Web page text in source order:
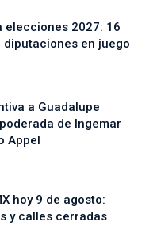
elecciones 2027: 16
diputaciones en juego
a Guadalupe
de Ingemar
Appel
hoy 9 de agosto:
y calles cerradas